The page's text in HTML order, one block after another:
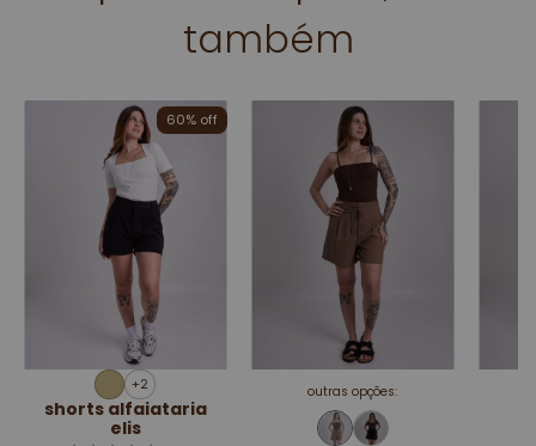
também
60% off
+2
shorts alfaiataria
elis
outras opções: